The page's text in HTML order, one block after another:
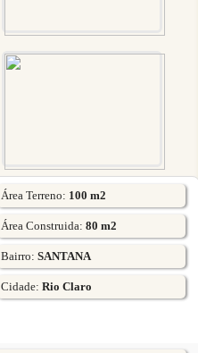
Área Terreno: 100 m2
Área Construida: 80 m2
Bairro: SANTANA
Cidade: Rio Claro